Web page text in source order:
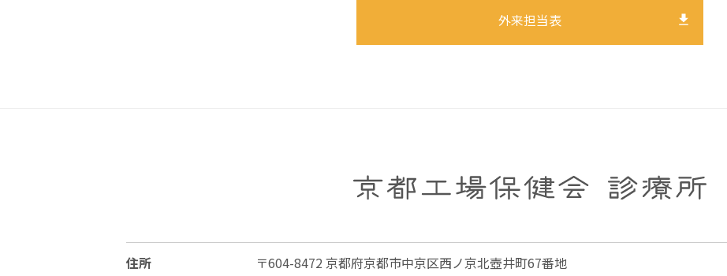
外来担当表
住所 〒604-8472 京都府京都市中京区西ノ京北壺井町67番地